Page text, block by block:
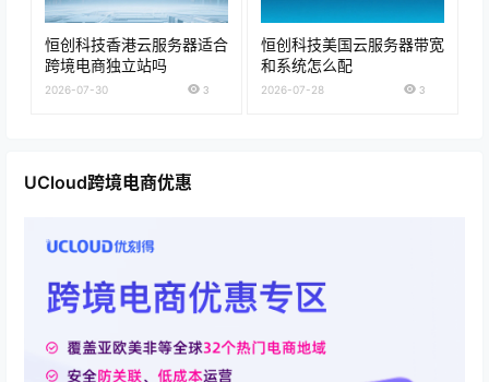
恒创科技香港云服务器适合
跨境电商独立站吗
2026-07-30 3
恒创科技美国云服务器带宽
和系统怎么配
2026-07-28 3
UCloud跨境电商优惠